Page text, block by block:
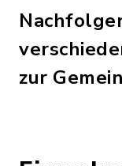
zur